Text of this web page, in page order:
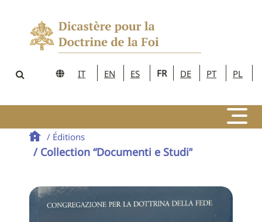
IT EN ES FR DE PT PL
/ Éditions
/ Collection “Documenti e Studi”